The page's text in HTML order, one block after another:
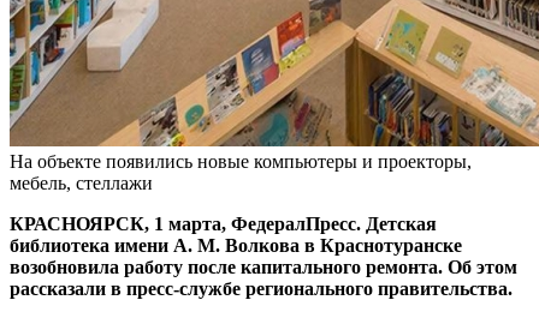
На объекте появились новые компьютеры и проекторы,
мебель, стеллажи
КРАСНОЯРСК, 1 марта, ФедералПресс. Детская
библиотека имени А. М. Волкова в Краснотуранске
возобновила работу после капитального ремонта. Об этом
рассказали в пресс-службе регионального правительства.